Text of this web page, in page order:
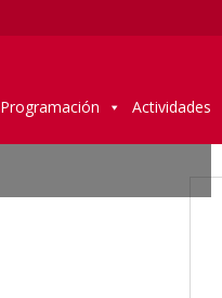
Programación Actividades